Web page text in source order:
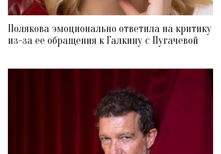
Полякова эмоционально ответила на критику
из-за ее обращения к Галкину с Пугачевой